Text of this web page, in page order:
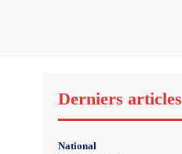
Derniers articles
National